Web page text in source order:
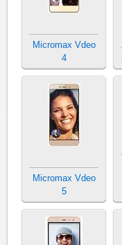
Micromax Vdeo
4
Micromax Vdeo
5